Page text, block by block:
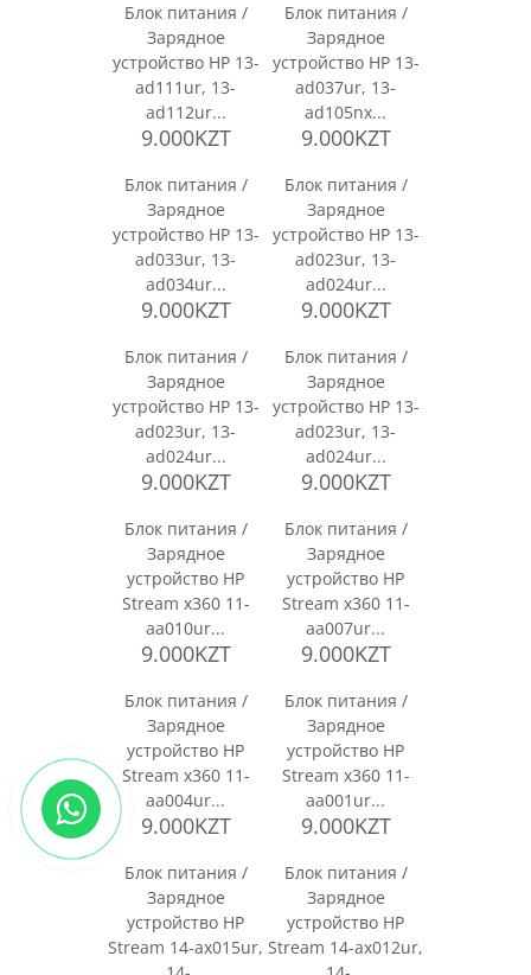
Блок питания /
Зарядное
устройство HP 13-
ad111ur, 13-
ad112ur...
9.000KZT
Блок питания /
Зарядное
устройство HP 13-
ad037ur, 13-
ad105nx...
9.000KZT
Блок питания /
Зарядное
устройство HP 13-
ad033ur, 13-
ad034ur...
9.000KZT
Блок питания /
Зарядное
устройство HP 13-
ad023ur, 13-
ad024ur...
9.000KZT
Блок питания /
Зарядное
устройство HP 13-
ad023ur, 13-
ad024ur...
9.000KZT
Блок питания /
Зарядное
устройство HP 13-
ad023ur, 13-
ad024ur...
9.000KZT
Блок питания /
Зарядное
устройство HP
Stream x360 11-
aa010ur...
9.000KZT
Блок питания /
Зарядное
устройство HP
Stream x360 11-
aa007ur...
9.000KZT
Блок питания /
Зарядное
устройство HP
Stream x360 11-
aa004ur...
9.000KZT
Блок питания /
Зарядное
устройство HP
Stream x360 11-
aa001ur...
9.000KZT
Блок питания /
Зарядное
устройство HP
Stream 14-ax015ur,
Блок питания /
Зарядное
устройство HP
Stream 14-ax012ur,